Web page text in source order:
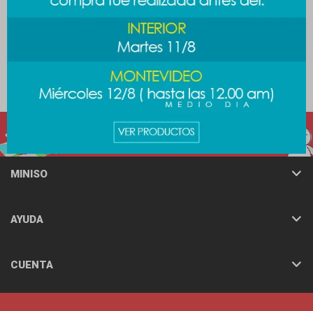
Almohadón pingüino - rosa
amarillo
789
MINISO
AYUDA
CUENTA